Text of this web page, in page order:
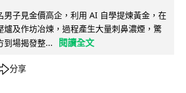
男子見金價高企，利用 AI 自學提煉黃金，在
爐及作坊冶煉，過程產生大量刺鼻濃煙，驚
到場揭發整...
閱讀全文
分享